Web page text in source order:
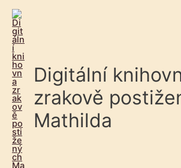
Digitální
zrakově
Mathilda